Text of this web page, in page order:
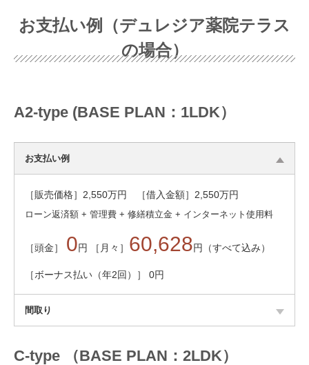
お支払い例（デュレジア薬院テラス
の場合）
A2-type (BASE PLAN：1LDK）
お支払い例
［販売価格］ 2,550万円 ［借入金額］ 2,550万円
ローン返済額 + 管理費 + 修繕積立金 + インターネット使用料
［頭金］ 0円 ［月々］ 60,628円（すべて込み）
［ボーナス払い（年2回）］ 0円
間取り
C-type （BASE PLAN：2LDK）